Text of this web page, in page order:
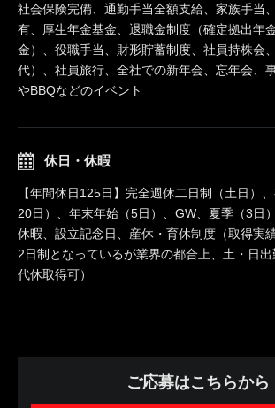
社会保険完備、通勤手当全額支給、家族手当
有、厚生年金基金、退職金制度（確定拠出年
金）、役職手当、財形貯蓄制度、社員持株会
代）、社員旅行、全社での新年会、忘年会、
やBBQなどのイベント
休日・休暇
【年間休日125日】完全週休二日制（土日）
20日）、年末年始（5日）、GW、夏季（3日
休暇、設立記念日、産休・育休制度（取得実
2日制となっているが業界の都合上、土・日
代休取得可）
ご応募はこちらから